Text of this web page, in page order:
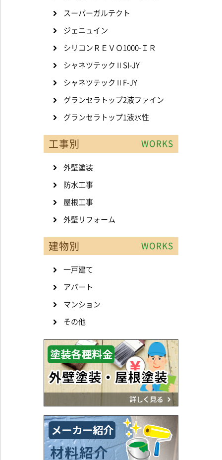
スーパーガルテクト
ジェニュイン
シリコンＲＥＶＯ1000-ＩＲ
シャネツテックⅡSI-JY
シャネツテックⅡF-JY
グランセラトップ2液ファイン
グランセラトップ1液水性
工事別 WORKS
外壁塗装
防水工事
屋根工事
外壁リフォーム
建物別 WORKS
一戸建て
アパート
マンション
その他